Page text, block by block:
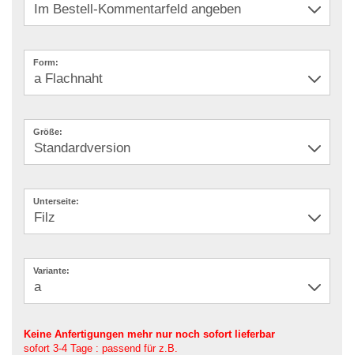
Form:
Größe:
Unterseite:
Variante:
Keine Anfertigungen mehr nur noch sofort lieferbar
sofort 3-4 Tage : passend für z.B.